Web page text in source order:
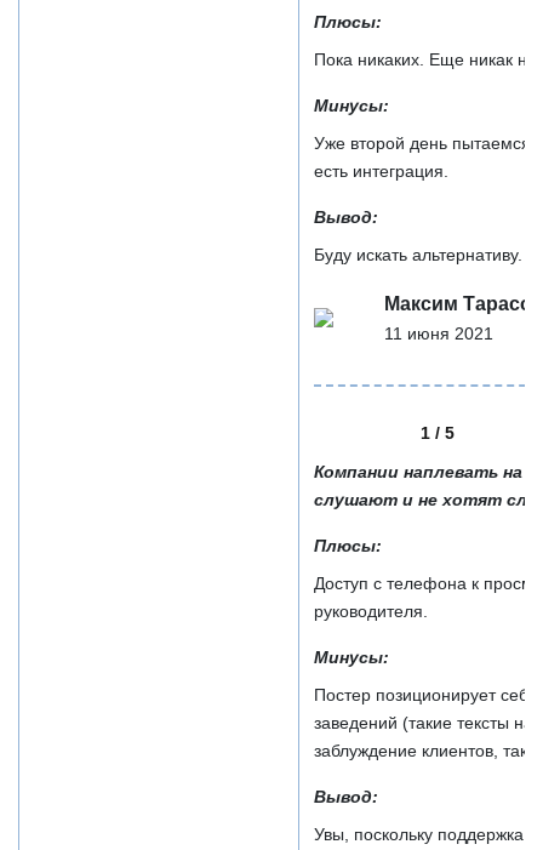
Плюсы:
Пока никаких. Еще никак
Минусы:
Уже второй день пытаемся
есть интеграция.
Вывод:
Буду искать альтернативу.
Максим Тарасов
11 июня 2021
1 / 5
Компании наплевать на
слушают и не хотят
Плюсы:
Доступ с телефона к
руководителя.
Минусы:
Постер позиционирует
заведений (такие тексты на
заблуждение клиентов, так
Вывод:
Увы, поскольку поддержка